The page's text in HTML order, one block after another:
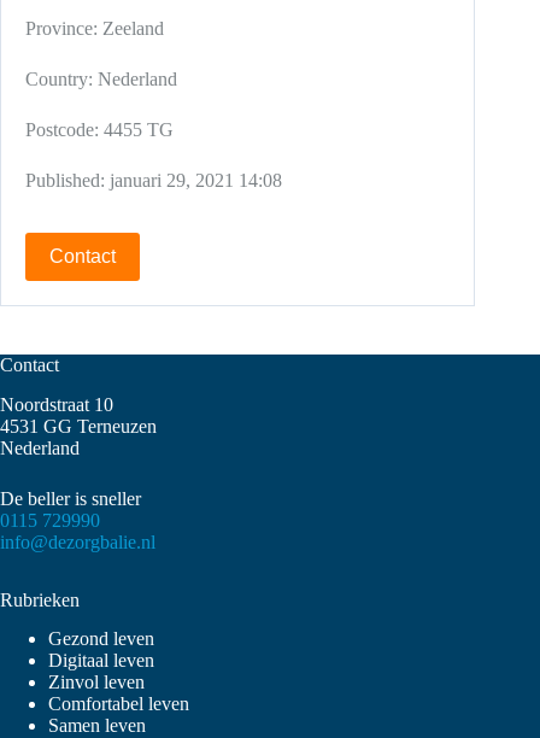
Province: Zeeland
Country: Nederland
Postcode: 4455 TG
Published: januari 29, 2021 14:08
Contact
Contact
Noordstraat 10
4531 GG Terneuzen
Nederland
De beller is sneller
0115 729990
info@dezorgbalie.nl
Rubrieken
Gezond leven
Digitaal leven
Zinvol leven
Comfortabel leven
Samen leven